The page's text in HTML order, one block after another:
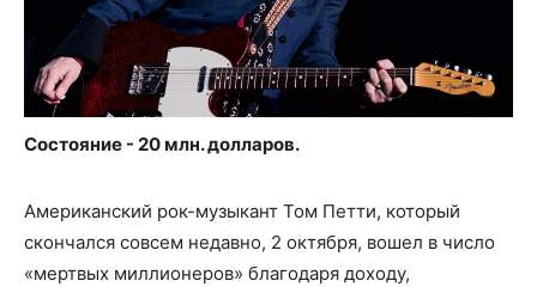
Состояние - 20 млн. долларов.
Американский рок-музыкант Том Петти, который
скончался совсем недавно, 2 октября, вошел в число
«мертвых миллионеров» благодаря доходу,